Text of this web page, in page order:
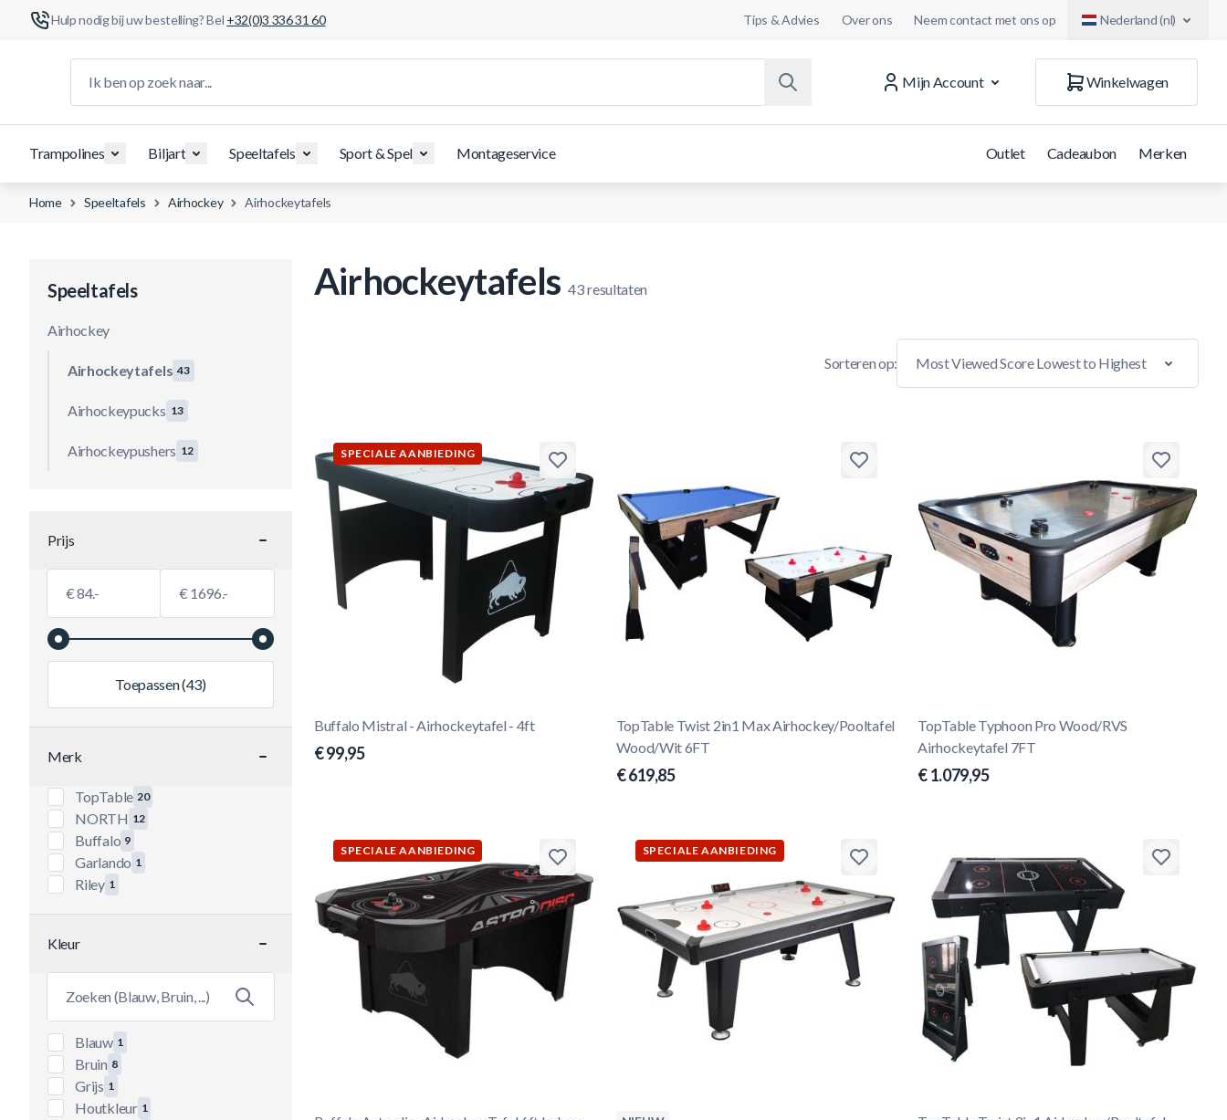
Hulp nodig bij uw bestelling? Bel +32(0)3 336 31 60 Tips & Advies Over ons Neem contact met ons op Nederland (nl)
Mijn Account
Winkelwagen
Trampolines Biljart Speeltafels Sport & Spel Montageservice Outlet Cadeaubon Merken
Home Speeltafels Airhockey Airhockeytafels
Prijs
€ €
Toepassen(43)
Merk
TopTable 20
producten beschikbaar
NORTH 12
producten beschikbaar
Buffalo 9
producten beschikbaar
Garlando 1
producten beschikbaar
Riley 1
producten beschikbaar
Kleur
Blauw 1
producten beschikbaar
Bruin 8
producten beschikbaar
Grijs 1
producten beschikbaar
Houtkleur 1
Speeltafels
Airhockey
Airhockeytafels 43
Airhockeypucks 13
Airhockeypushers 12
Airhockeytafels 43 resultaten
Sorteren op:
SPECIALE AANBIEDING
Buffalo Mistral - Airhockeytafel - 4ft
€ 99,95
TopTable Twist 2in1 Max Airhockey/Pooltafel
Wood/Wit 6FT
€ 619,85
TopTable Typhoon Pro Wood/RVS
Airhockeytafel 7FT
€ 1.079,95
SPECIALE AANBIEDING SPECIALE AANBIEDING